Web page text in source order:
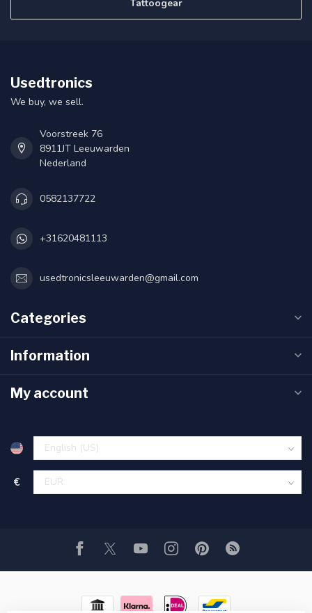
Tattoogear
Usedtronics
We buy, we sell.
Voorstreek 76
8911JT Leeuwarden
Nederland
0582137722
+31620481113
usedtronicsleeuwarden@gmail.com
Categories
Information
My account
€